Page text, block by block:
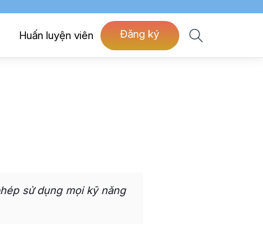
Huấn luyện viên Đăng ký
sử dụng mọi kỹ năng